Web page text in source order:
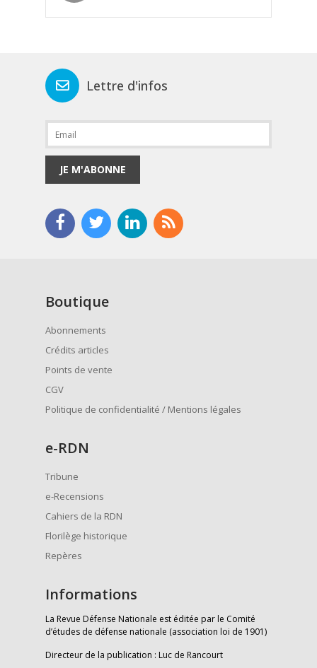
Lettre d'infos
JE M'ABONNE
Boutique
Abonnements
Crédits articles
Points de vente
CGV
Politique de confidentialité / Mentions légales
e-RDN
Tribune
e-Recensions
Cahiers de la RDN
Florilège historique
Repères
Informations
La Revue Défense Nationale est éditée par le Comité
d’études de défense nationale (association loi de 1901)
Directeur de la publication : Luc de Rancourt